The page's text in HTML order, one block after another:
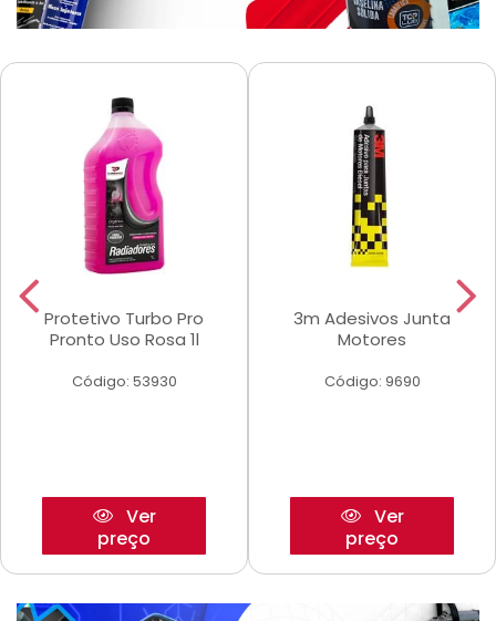
Protetivo Turbo Pro
Pronto Uso Rosa 1l
Código: 53930
Ver
preço
3m Adesivos Junta
Motores
Código: 9690
Ver
preço